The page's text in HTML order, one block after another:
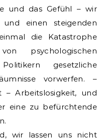
und das Gefühl – wir
einen steigenden
die Katastrophe
psychologischen
gesetzliche
vorwerfen. –
– Arbeitslosigkeit, und
eine zu befürchtende
wir lassen uns nicht